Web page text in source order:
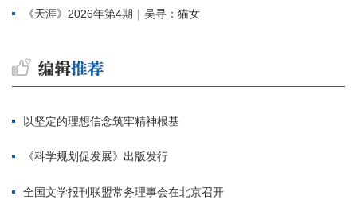
《天涯》2026年第4期｜吴寻：猫女
以坚定的理想信念筑牢精神根基
《科学规划促发展》出版发行
全国文学报刊联盟常务理事会在北京召开